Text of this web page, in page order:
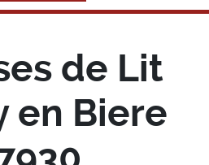
de Lit
en Biere